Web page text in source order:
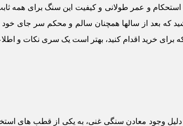
استحکام و عمر طولانی و کیفیت این سنگ برای
که بعد از سالها همچنان سالم و محکم سر جای خود
برای خرید اقدام کنید، بهتر است یک سری نکات و
وجود معادن سنگی غنی، به یکی از قطب های